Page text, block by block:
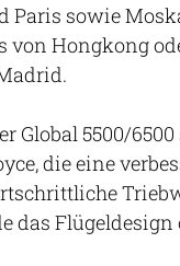
Paris sowie
von Hongkong
Global 5500/
die eine
das